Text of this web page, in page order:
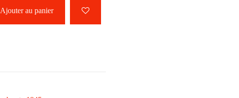
Ajouter au panier